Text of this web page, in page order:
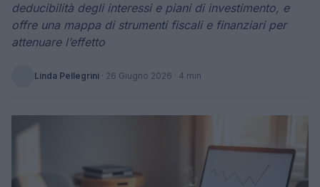
deducibilità degli interessi e piani di investimento, e
offre una mappa di strumenti fiscali e finanziari per
attenuare l’effetto
Linda Pellegrini · 26 Giugno 2026 · 4 min